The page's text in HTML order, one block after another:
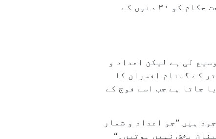
مطابق، فوج نے قانونی ڈیڈ لائن کے باوجود ابھی تک کوئی جواب نہیں دیا ہے۔ قانون کے تحت حکام کو ۳۰ دنوں کے
تقریباً ایک ماہ بعد اخبار کو آگاہ کیا کہ اس نے ۳۰ دن کی توسیع لی ہے لیکن اعداد و
کے گمنام افسران کا
جاتا ہے جب اسے فوج کے
ہیں ”جو اعداد و شمار
بخش نہیں ہوتیں۔“